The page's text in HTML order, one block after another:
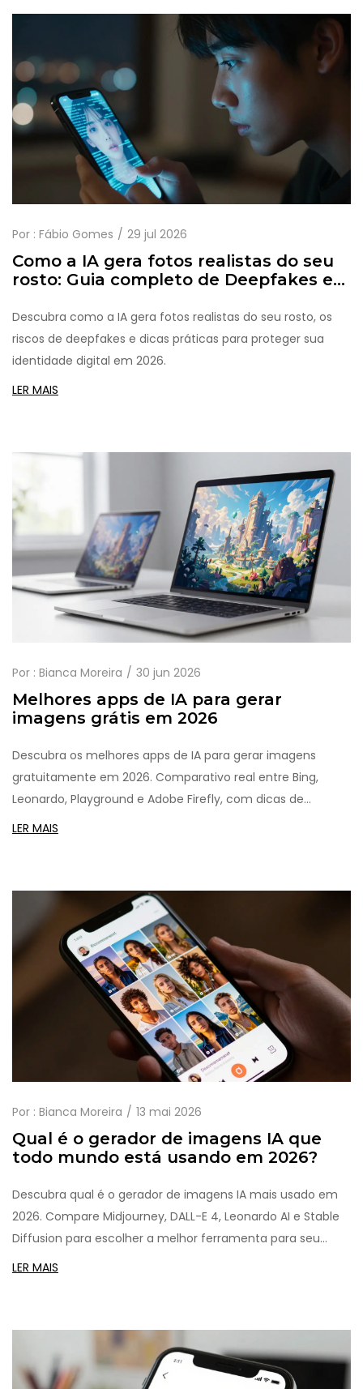
Por : Fábio Gomes 29 jul 2026
Como a IA gera fotos realistas do seu
rosto: Guia completo de Deepfakes e
Descubra como a IA gera fotos realistas do seu rosto, os
riscos de deepfakes e dicas práticas para proteger sua
identidade digital em 2026.
LER MAIS
Por : Bianca Moreira 30 jun 2026
Melhores apps de IA para gerar
imagens grátis em 2026
Descubra os melhores apps de IA para gerar imagens
gratuitamente em 2026. Comparativo real entre Bing,
Leonardo, Playground e Adobe Firefly, com dicas de
prompts e alertas sobre direitos autorais.
LER MAIS
Por : Bianca Moreira 13 mai 2026
Qual é o gerador de imagens IA que
todo mundo está usando em 2026?
Descubra qual é o gerador de imagens IA mais usado em
2026. Compare Midjourney, DALL-E 4, Leonardo AI e Stable
Diffusion para escolher a melhor ferramenta para seu
projeto.
LER MAIS